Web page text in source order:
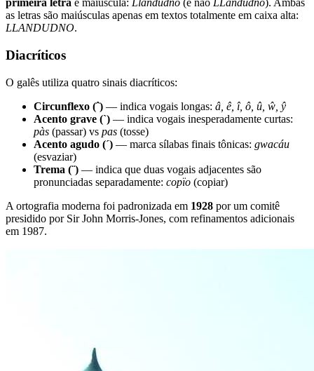
primeira letra é maiúscula: Llandudno (e não LLandudno). Ambas
as letras são maiúsculas apenas em textos totalmente em caixa alta:
LLANDUDNO.
Diacríticos
O galês utiliza quatro sinais diacríticos:
Circunflexo (ˆ) — indica vogais longas: â, ê, î, ô, û, ŵ, ŷ
Acento grave (`) — indica vogais inesperadamente curtas:
pàs (passar) vs pas (tosse)
Acento agudo (´) — marca sílabas finais tônicas: gwacáu
(esvaziar)
Trema (¨) — indica que duas vogais adjacentes são
pronunciadas separadamente: copïo (copiar)
A ortografia moderna foi padronizada em 1928 por um comitê
presidido por Sir John Morris-Jones, com refinamentos adicionais
em 1987.